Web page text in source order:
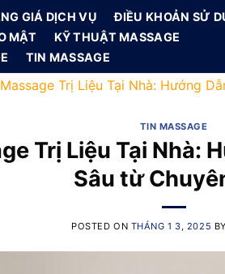
GIÁ DỊCH VỤ
ĐIỀU KHOẢN SỬ
MẬT
KỸ THUẬT MASSAGE
TIN MASSAGE
Massage Trị Liệu Tại Nhà: Hướng
TIN MASSAGE
Trị Liệu Tại Nhà:
Sâu từ
POSTED ON THÁNG 1 3, 2025 BY